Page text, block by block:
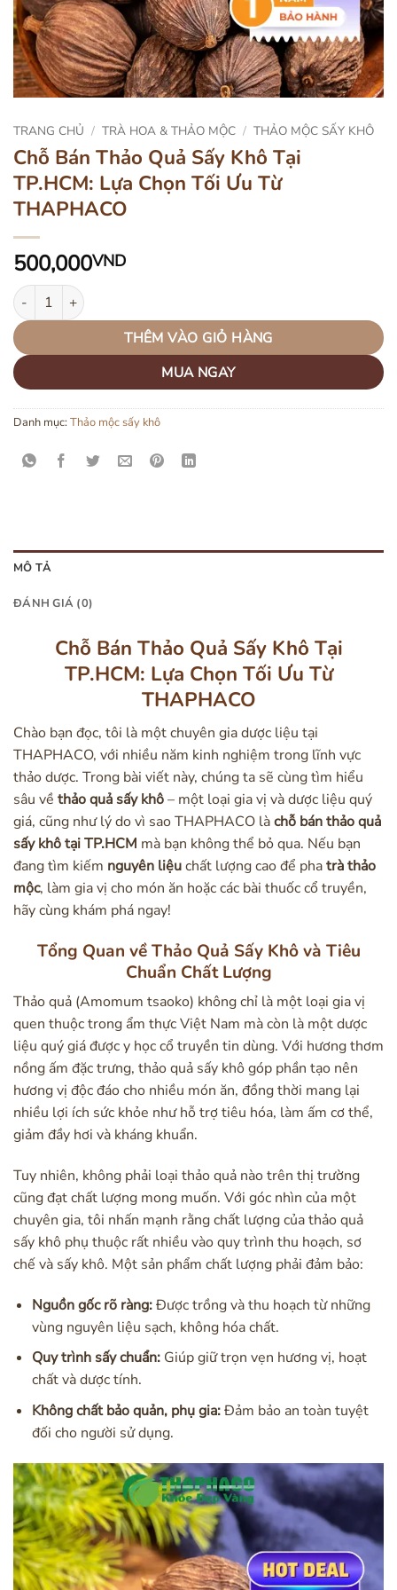
TRANG CHỦ / TRÀ HOA & THẢO MỘC / THẢO MỘC SẤY KHÔ
Chỗ Bán Thảo Quả Sấy Khô Tại
TP.HCM: Lựa Chọn Tối Ưu Từ
THAPHACO
500,000VND
Chỗ Bán Thảo Quả Sấy Khô Tại TP.HCM: Lựa Chọn Tối Ưu Từ
THÊM VÀO GIỎ HÀNG
MUA NGAY
Danh mục:Thảo mộc sấy khô
MÔ TẢ
ĐÁNH GIÁ (0)
Chỗ Bán Thảo Quả Sấy Khô Tại
TP.HCM: Lựa Chọn Tối Ưu Từ
THAPHACO
Chào bạn đọc, tôi là một chuyên gia dược liệu tại
THAPHACO, với nhiều năm kinh nghiệm trong lĩnh vực
thảo dược. Trong bài viết này, chúng ta sẽ cùng tìm hiểu
sâu về thảo quả sấy khô– một loại gia vị và dược liệu quý
giá, cũng như lý do vì sao THAPHACO làchỗ bán thảo quả
sấy khô tại TP.HCM mà bạn không thể bỏ qua. Nếu bạn
đang tìm kiếm nguyên liệuchất lượng cao để phatrà thảo
mộc, làm gia vị cho món ăn hoặc các bài thuốc cổ truyền,
hãy cùng khám phá ngay!
Tổng Quan về Thảo Quả Sấy Khô và Tiêu
Chuẩn Chất Lượng
Thảo quả (Amomum tsaoko) không chỉ là một loại gia vị
quen thuộc trong ẩm thực Việt Nam mà còn là một dược
liệu quý giá được y học cổ truyền tin dùng. Với hương thơm
nồng ấm đặc trưng, thảo quả sấy khô góp phần tạo nên
hương vị độc đáo cho nhiều món ăn, đồng thời mang lại
nhiều lợi ích sức khỏe như hỗ trợ tiêu hóa, làm ấm cơ thể,
giảm đầy hơi và kháng khuẩn.
Tuy nhiên, không phải loại thảo quả nào trên thị trường
cũng đạt chất lượng mong muốn. Với góc nhìn của một
chuyên gia, tôi nhấn mạnh rằng chất lượng của thảo quả
sấy khô phụ thuộc rất nhiều vào quy trình thu hoạch, sơ
chế và sấy khô. Một sản phẩm chất lượng phải đảm bảo:
Nguồn gốc rõ ràng:Được trồng và thu hoạch từ những
vùng nguyên liệu sạch, không hóa chất.
Quy trình sấy chuẩn:Giúp giữ trọn vẹn hương vị, hoạt
chất và dược tính.
Không chất bảo quản, phụ gia:Đảm bảo an toàn tuyệt
đối cho người sử dụng.